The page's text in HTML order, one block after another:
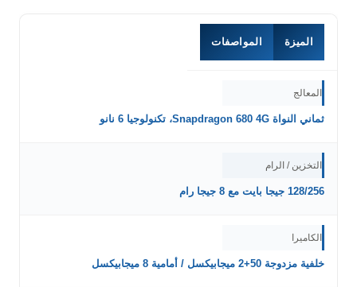
الميزة المواصفات
المعالج
ثماني النواة Snapdragon 680 4G، تكنولوجيا 6 نانو
التخزين / الرام
128/256 جيجا بايت مع 8 جيجا رام
الكاميرا
خلفية مزدوجة 50+2 ميجابيكسل / أمامية 8 ميجابيكسل